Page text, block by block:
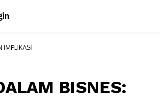
IMPLIKASI
BISNES: